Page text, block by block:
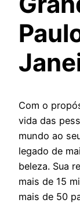
Com o
vida das
mundo ao
legado de
beleza. Sua
mais de 15
mais de 50